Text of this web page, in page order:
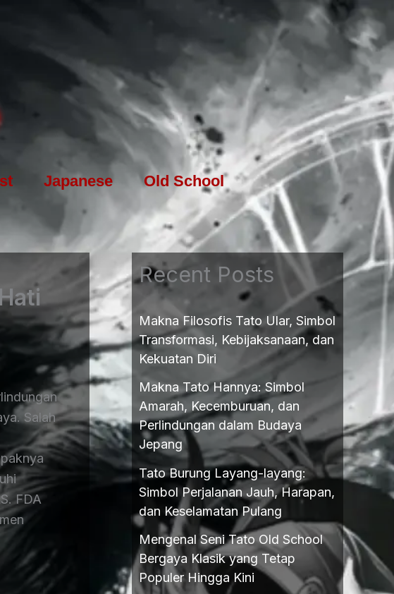
Japanese Old School
Salah
FDA
Recent Posts
Makna Filosofis Tato Ular, Simbol
Transformasi, Kebijaksanaan, dan
Kekuatan Diri
Makna Tato Hannya: Simbol
Amarah, Kecemburuan, dan
Perlindungan dalam Budaya
Jepang
Tato Burung Layang-layang:
Simbol Perjalanan Jauh, Harapan,
dan Keselamatan Pulang
Mengenal Seni Tato Old School
Bergaya Klasik yang Tetap
Populer Hingga Kini